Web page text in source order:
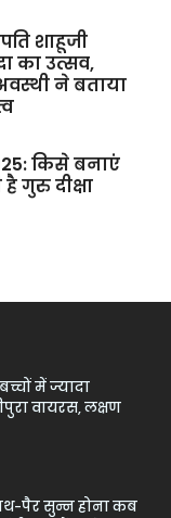
शाहूजी
का उत्सव,
ने बताया
किसे बनाएं
गुरु दीक्षा
में ज्यादा
वायरस, लक्षण
पैर सुन्न होना कब